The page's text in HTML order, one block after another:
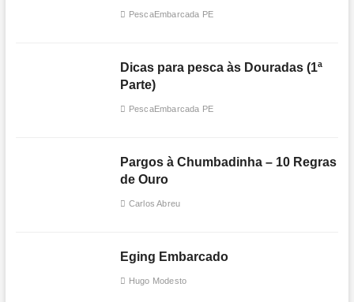
PescaEmbarcada PE
Dicas para pesca às Douradas (1ª
Parte)
PescaEmbarcada PE
Pargos à Chumbadinha – 10 Regras
de Ouro
Carlos Abreu
Eging Embarcado
Hugo Modesto